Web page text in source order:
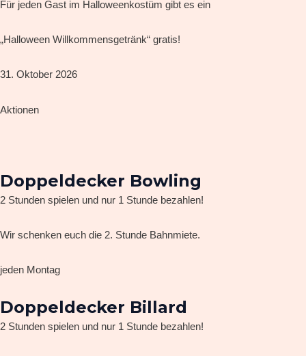
Für jeden Gast im Halloweenkostüm gibt es ein
„Halloween Willkommensgetränk“ gratis!
31. Oktober 2026
Aktionen
Doppeldecker Bowling
2 Stunden spielen und nur 1 Stunde bezahlen!
Wir schenken euch die 2. Stunde Bahnmiete.
jeden Montag
Doppeldecker Billard
2 Stunden spielen und nur 1 Stunde bezahlen!